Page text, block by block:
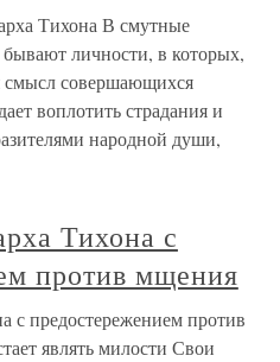
Тихона В смутные
личности, в которых,
смысл совершающихся
воплотить страдания и
народной души,
Тихона с
против мщения
с предостережением против
являть милости Свои